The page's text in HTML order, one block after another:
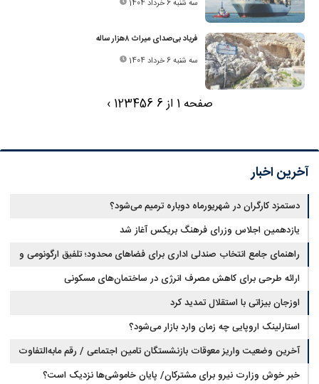
سه شنبه 6 خرداد 1404
فریاد بی‌صدای میراث ۸هزار ساله
سه شنبه 6 خرداد 1404
صفحه 1 از 6 123456
›
آخرین اخبار
دستمزد کارگران در شهریورماه دوباره ترمیم می‌شود؟
یازدهمین اجلاس وزرای فرهنگ بریکس آغاز شد
راهنمای جامع انتخاب صندلی اداری برای فضاهای محدود؛ تلفیق ارگونومی و
طراحی
ارائه طرحی برای کاهش مصرف انرژی در ساختمان‌های مسکونی
اوزجان بیزاتی با استقلال تمدید کرد
استارلینک اروپایی چه زمان وارد بازار می‌شود؟
آخرین وضعیت واریز معوقات بازنشستگان تامین اجتماعی / رقم مابه‌التفاوت
چقدر است؟
خبر خوش وزارت نیرو برای مشترکان/ پایان خاموشی‌ها نزدیک است؟